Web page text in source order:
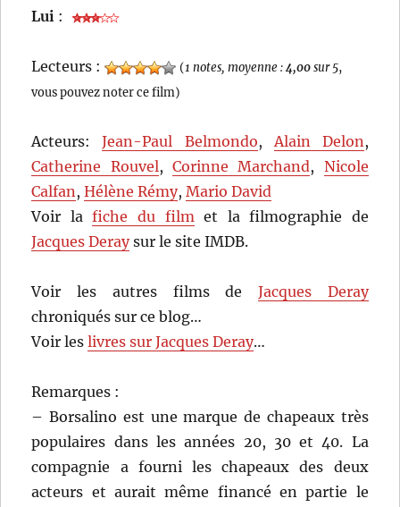
Lui :
Lecteurs : (1 notes, moyenne :4,00sur 5,
vous pouvez noter ce film)
Acteurs:Jean-Paul Belmondo,Alain Delon,
Catherine Rouvel,Corinne Marchand, Nicole
Calfan,Hélène Rémy,Mario David
Voir lafiche du filmet la filmographie de
Jacques Deraysur le site IMDB.
Voir les autres films de Jacques Deray
chroniqués sur ce blog…
Voir leslivres sur Jacques Deray…
Remarques :
– Borsalino est une marque de chapeaux très
populaires dans les années 20, 30 et 40. La
compagnie a fourni les chapeaux des deux
acteurs et aurait même financé en partie le